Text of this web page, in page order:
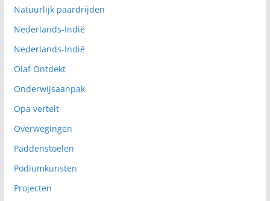
Natuurlijk paardrijden
Nederlands-Indië
Nederlands-Indië
Olaf Ontdekt
Onderwijsaanpak
Opa vertelt
Overwegingen
Paddenstoelen
Podiumkunsten
Projecten